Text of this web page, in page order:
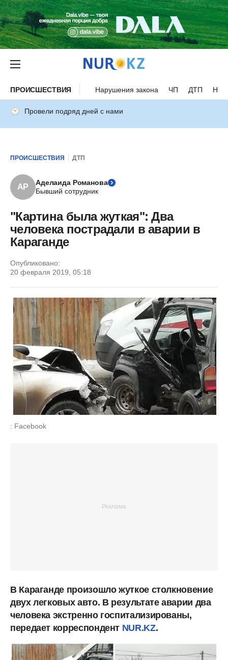
ПРОИСШЕСТВИЯ Нарушения закона ЧП ДТП
Провели подряд дней с нами
ПРОИСШЕСТВИЯ ДТП
АР
Аделаида Романова
Бывший сотрудник
"Картина была жуткая": Два
человека пострадали в аварии в
Караганде
Опубликовано:
20 февраля 2019, 05:18
: Facebook
В Караганде произошло жуткое столкновение
двух легковых авто. В результате аварии два
человека экстренно госпитализированы,
передает корреспондент NUR.KZ.